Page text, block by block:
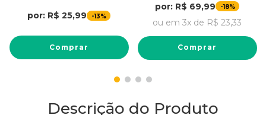
por: R$ 25,99 -13%
Comprar
por: R$ 69,99 -18%
ou em 3x de R$ 23,33
Comprar
Descrição do Produto